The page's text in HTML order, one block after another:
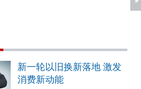
新一轮以旧换新落地 激发
消费新动能